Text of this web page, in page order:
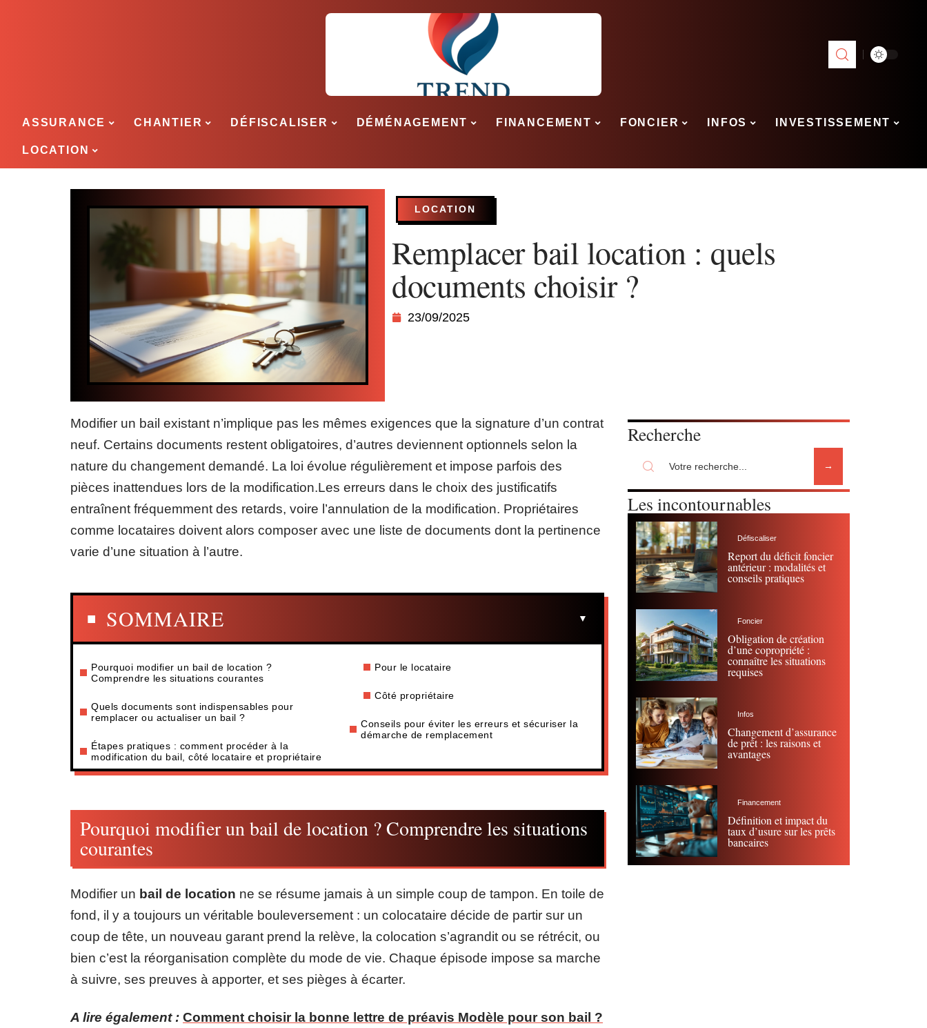
ASSURANCE CHANTIER DÉFISCALISER DÉMÉNAGEMENT FINANCEMENT FONCIER INFOS INVESTISSEMENT
LOCATION
LOCATION
Remplacer bail location : quels
documents choisir ?
23/09/2025
Modifier un bail existant n’implique pas les mêmes exigences que la signature d’un contrat
neuf. Certains documents restent obligatoires, d’autres deviennent optionnels selon la
nature du changement demandé. La loi évolue régulièrement et impose parfois des
pièces inattendues lors de la modification.Les erreurs dans le choix des justificatifs
entraînent fréquemment des retards, voire l’annulation de la modification. Propriétaires
comme locataires doivent alors composer avec une liste de documents dont la pertinence
varie d’une situation à l’autre.
SOMMAIRE
Pourquoi modifier un bail de location ?
Comprendre les situations courantes
Quels documents sont indispensables pour
remplacer ou actualiser un bail ?
Étapes pratiques : comment procéder à la
modification du bail, côté locataire et propriétaire
Pour le locataire
Côté propriétaire
Conseils pour éviter les erreurs et sécuriser la
démarche de remplacement
Pourquoi modifier un bail de location ? Comprendre les situations
courantes
Modifier un bail de location ne se résume jamais à un simple coup de tampon. En toile de
fond, il y a toujours un véritable bouleversement : un colocataire décide de partir sur un
coup de tête, un nouveau garant prend la relève, la colocation s’agrandit ou se rétrécit, ou
bien c’est la réorganisation complète du mode de vie. Chaque épisode impose sa marche
à suivre, ses preuves à apporter, et ses pièges à écarter.
A lire également : Comment choisir la bonne lettre de préavis Modèle pour son bail ?
Recherche
Les incontournables
Défiscaliser
Report du déficit foncier
antérieur : modalités et
conseils pratiques
Foncier
Obligation de création
d’une copropriété :
connaître les situations
requises
Infos
Changement d’assurance
de prêt : les raisons et
avantages
Financement
Définition et impact du
taux d’usure sur les prêts
bancaires